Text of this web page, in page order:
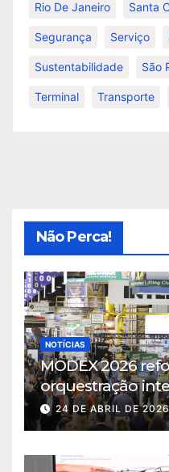
Rio De Janeiro Santa
Segurança Serviço
Sustentabilidade São
Terminal Transporte
Não Perca!
NOTÍCIAS
MODEX 2026
orquestração
intralogística
24 DE ABRIL DE